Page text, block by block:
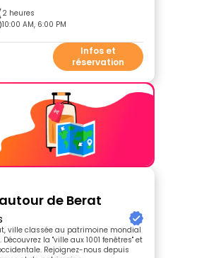
2 heures
10:00 AM, 6:00 PM
Infos et
réservation
de Berat
ville classée au patrimoine mondial
la "ville aux 1001 fenêtres" et
Rejoignez-nous depuis